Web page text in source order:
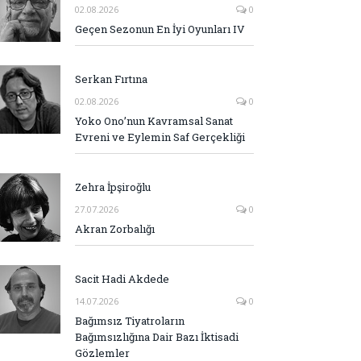
02.08.2026 0
Geçen Sezonun En İyi Oyunları IV
Serkan Fırtına
02.08.2026 0
Yoko Ono’nun Kavramsal Sanat
Evreni ve Eylemin Saf Gerçekliği
Zehra İpşiroğlu
27.07.2026 0
Akran Zorbalığı
Sacit Hadi Akdede
14.07.2026 0
Bağımsız Tiyatroların
Bağımsızlığına Dair Bazı İktisadi
Gözlemler